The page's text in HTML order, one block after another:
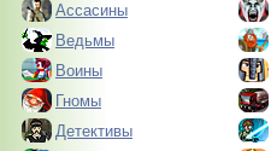
Ассасины
Ведьмы
Воины
Гномы
Детективы